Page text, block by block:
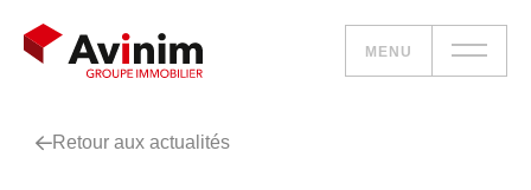
MENU
Vos besoins
Retour aux actualités